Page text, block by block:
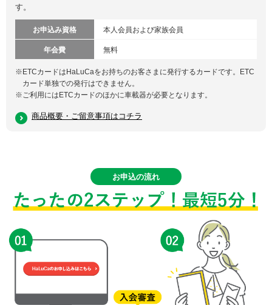
す。
お申込み資格 本人会員および家族会員
年会費 無料
※ ETCカードはHaLuCaをお持ちのお客さまに発行するカードです。ETC
カード単独での発行はできません。
※ご利用にはETCカードのほかに車載器が必要となります。
商品概要・ご留意事項はコチラ
お申込の流れ